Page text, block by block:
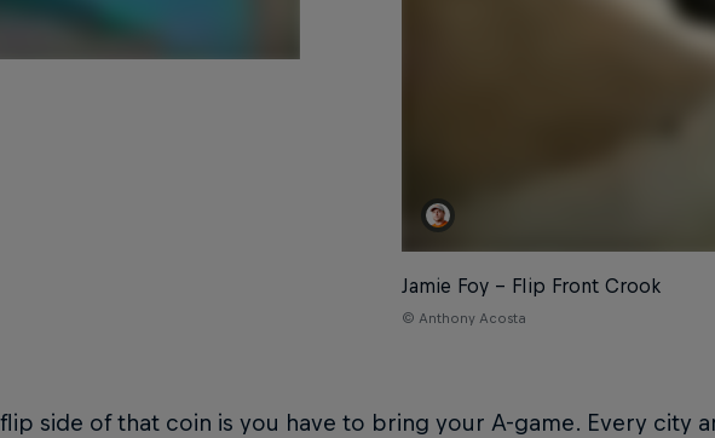
Jamie Foy – Flip Front Crook
© Anthony Acosta
side of that coin is you have to bring your A-game. Every city